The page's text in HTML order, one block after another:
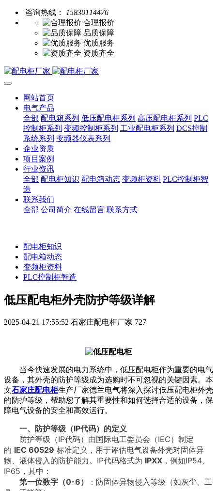
咨询热线：
15830114476
合理报价
品质保障
优质服务
资质齐全
网站首页
电气产品
全部 配电箱系列 低压配电柜系列 高压配电柜系列 PLC
控制柜系列 变频控制柜系列 工业配电柜系列 DCS控制
系统系列 变频器仪表系列
企业资质
项目案例
行业资讯
全部 配电柜知识 配电箱动态 变频柜资料 PLC控制柜智
造
联系我们
全部 公司简介 在线留言 联系方式
配电柜知识
配电箱动态
变频柜资料
PLC控制柜智造
低压配电柜外壳防护等级详解
2025-04-21 17:55:52 石家庄配电柜厂家 727
当今快速发展的电力系统中，低压配电柜作为重要的电气
设备，其外壳的防护等级成为选购时不可忽视的关键因素。本
文石家庄配电柜生产厂家德兰电气将深入探讨低压配电柜外壳
的防护等级，帮助您了解其重要性和如何选择合适的设备，保
障电气设备的安全和高效运行。
一、防护等级（IP代码）的定义
防护等级（IP代码）由国际电工委员会（IEC）制定
的 IEC 60529 标准定义，用于评估电气设备外壳对固体异
物、液体侵入的防护能力。IP代码格式为 IPXX ，例如IP54、
IP65，其中：
第一位数字（0-6）
：防固体异物侵入等级（如灰尘、工